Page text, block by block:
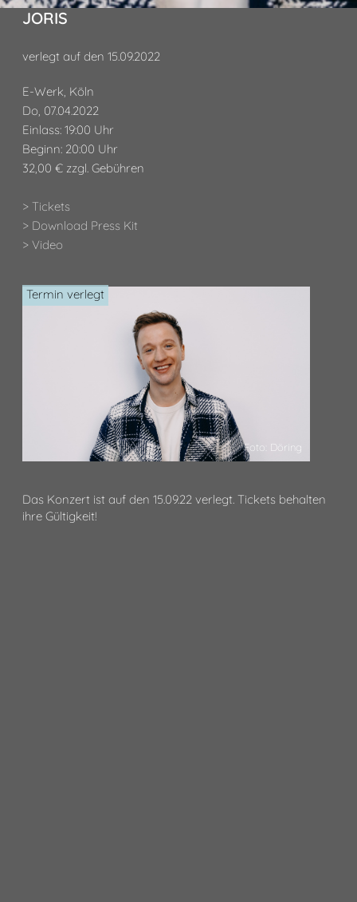
JORIS
verlegt auf den 15.09.2022
E-Werk, Köln
Do, 07.04.2022
Einlass: 19:00 Uhr
Beginn: 20:00 Uhr
32,00 € zzgl. Gebühren
> Tickets
> Download Press Kit
> Video
Termin verlegt
Foto: Döring
Das Konzert ist auf den 15.09.22 verlegt. Tickets behalten
ihre Gültigkeit!